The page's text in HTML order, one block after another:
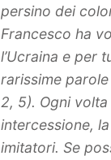
persino dei
Francesco ha
l’Ucraina e per
rarissime
2, 5). Ogni
intercessione,
imitatori. Se